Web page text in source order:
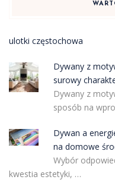
ulotki częstochowa
Dywany z
surowy
Dywany z
sposób na
Dywan a
na domowe
Wybór
kwestia estetyki, …